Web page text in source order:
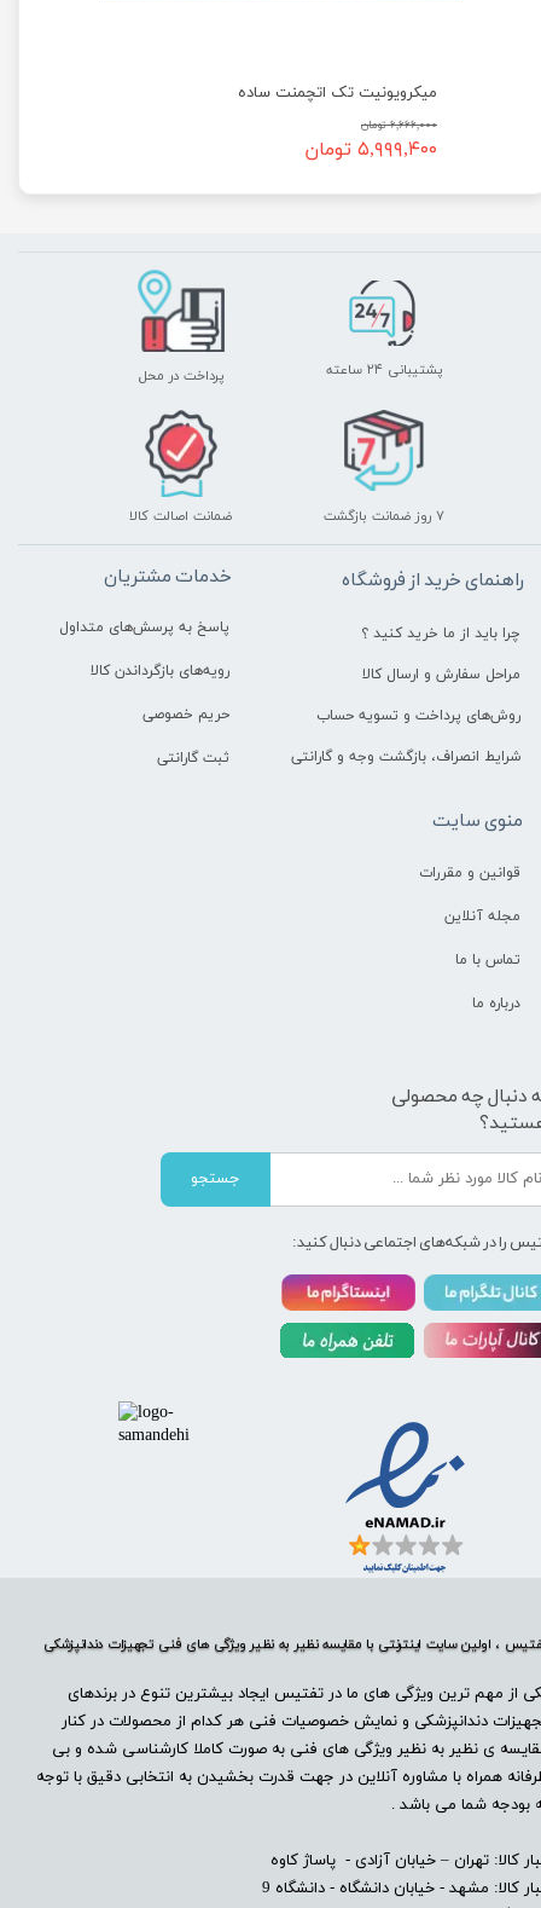
میکرویونیت تک اتچمنت ساده
۶,۶۶۶,۰۰۰ تومان
۵,۹۹۹,۴۰۰ تومان
، اولین سایت اینترنتی با مقایسه نظیر به نظیر ویژگی های فنی تجهیزات دندانپزشکی
از مهم ترین ویژگی های ما در تفتیس ایجاد بیشترین تنوع در برندهای
دندانپزشکی و نمایش خصوصیات فنی هر کدام از محصولات در کنار
ی نظیر به نظیر ویژگی های فنی به صورت کاملا کارشناسی شده و بی
همراه با مشاوره آنلاین در جهت قدرت بخشیدن به انتخابی دقیق با توجه
بودجه شما می باشد .
کالا: تهران – خیابان آزادی - پاساژ کاوه
کالا: مشهد - خیابان دانشگاه - دانشگاه 9
پشتیبانی ۲۴ ساعته پرداخت در محل
۷ روز ضمانت بازگشت ضمانت اصالت کالا
راهنمای خرید از فروشگاه
چرا باید از ما خرید کنید ؟
مراحل سفارش و ارسال کالا
روش‌های پرداخت و تسویه حساب
شرایط انصراف، بازگشت وجه و گارانتی
خدمات مشتریان
پاسخ به پرسش‌های متداول
رویه‌های بازگرداندن کالا
حریم خصوصی
ثبت گارانتی
منوی سایت
قوانین و مقررات
مجله آنلاین
تماس با ما
درباره ما
دنبال چه محصولی
جستجو
را در شبکه‌های اجتماعی دنبال کنید: